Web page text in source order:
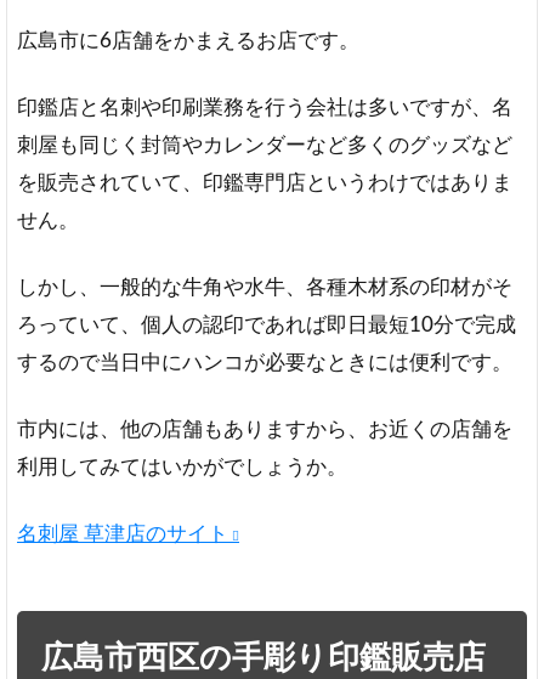
午
店
（株）
みんな
のはん
こ屋
他
広
市
区
印
販
（有）
久保木
ゴム印
広島市に6店舗をかまえるお店です。
印鑑店と名刺や印刷業務を行う会社は多いですが、名
刺屋も同じく封筒やカレンダーなど多くのグッズなど
を販売されていて、印鑑専門店というわけではありま
せん。
しかし、一般的な牛角や水牛、各種木材系の印材がそ
ろっていて、個人の認印であれば即日最短10分で完成
するので当日中にハンコが必要なときには便利です。
市内には、他の店舗もありますから、お近くの店舗を
利用してみてはいかがでしょうか。
名刺屋 草津店のサイト
広島市西区の手彫り印鑑販売店